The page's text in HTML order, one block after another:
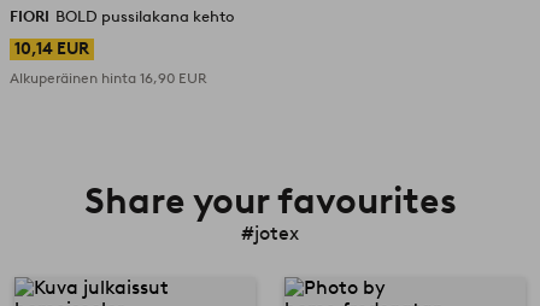
FIORI BOLD pussilakana kehto
10,14 EUR
Alkuperäinen hinta 16,90 EUR
Share your favourites
#jotex